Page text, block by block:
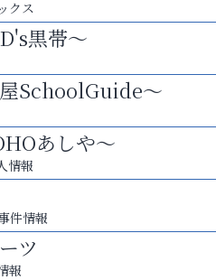
クス
黒帯～
SchoolGuide～
あしや～
情報
件情報
ツ
報